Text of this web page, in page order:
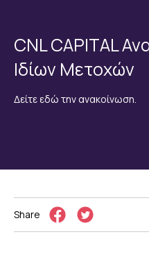
CNL CAPITAL
Ιδίων Μετοχών
Δείτε εδώ την ανακοίνωση.
Share